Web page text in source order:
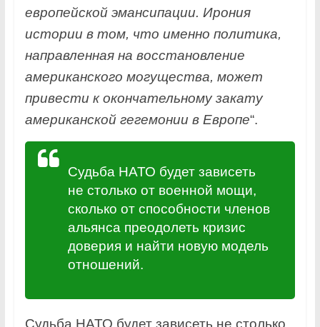
европейской эмансипации. Ирония
истории в том, что именно политика,
направленная на восстановление
американского могущества, может
привести к окончательному закату
американской гегемонии в Европе“.
Судьба НАТО будет зависеть
не столько от военной мощи,
сколько от способности членов
альянса преодолеть кризис
доверия и найти новую модель
отношений.
Судьба НАТО будет зависеть не столько